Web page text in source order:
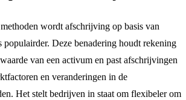
wordt afschrijving op basis van
populairder. Deze benadering houdt rekening
van een activum en past afschrijvingen
en veranderingen in de
Het stelt bedrijven in staat om flexibeler om